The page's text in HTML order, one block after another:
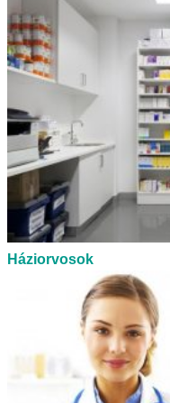
Háziorvosok